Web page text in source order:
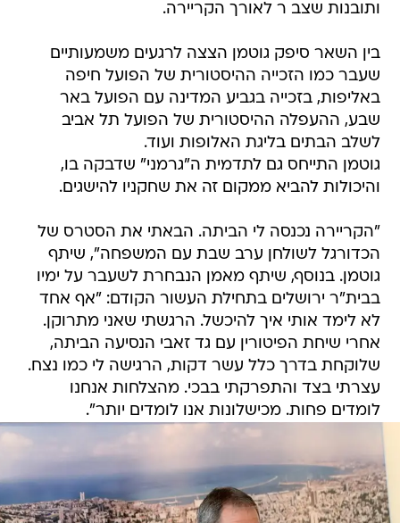
ותובנות שצב ר לאורך הקריירה.
בין השאר סיפק גוטמן הצצה לרגעים משמעותיים
שעבר כמו הזכייה ההיסטורית של הפועל חיפה
באליפות, בזכייה בגביע המדינה עם הפועל באר
שבע, ההעפלה ההיסטורית של הפועל תל אביב
לשלב הבתים בליגת האלופות ועוד.
גוטמן התייחס גם לתדמית ה"גרמני" שדבקה בו,
והיכולות להביא ממקום זה את שחקניו להישגים.
"הקריירה נכנסה לי הביתה. הבאתי את הסטרס של
הכדורגל לשולחן ערב שבת עם המשפחה", שיתף
גוטמן. בנוסף, שיתף מאמן הנבחרת לשעבר על ימיו
בבית"ר ירושלים בתחילת העשור הקודם: "אף אחד
לא לימד אותי איך להיכשל. הרגשתי שאני מתרוקן.
אחרי שיחת הפיטורין עם גד זאבי הנסיעה הביתה,
שלוקחת בדרך כלל עשר דקות, הרגישה לי כמו נצח.
עצרתי בצד והתפרקתי בבכי. מהצלחות אנחנו
לומדים פחות. מכישלונות אנו לומדים יותר".